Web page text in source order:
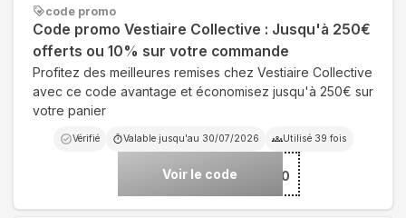
code promo
Code promo Vestiaire Collective : Jusqu'à 250€
offerts ou 10% sur votre commande
Profitez des meilleures remises chez Vestiaire Collective
avec ce code avantage et économisez jusqu'à 250€ sur
votre panier
Vérifié Valable jusqu'au 30/07/2026 Utilisé 39 fois
Voir le code ***10